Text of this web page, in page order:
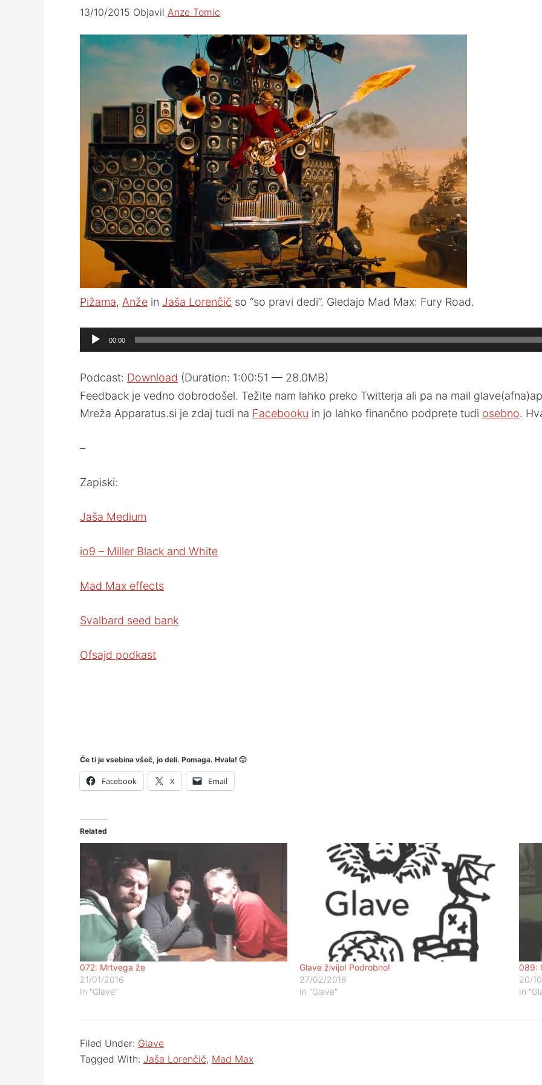
13/10/2015 Objavil Anze Tomic
Pižama, Anže in Jaša Lorenčič so “so pravi dedi”. Gledajo Mad Max: Fury Road.
Audio
Player
00:00
Podcast: Download (Duration: 1:00:51 — 28.0MB)
Feedback je vedno dobrodošel. Težite nam lahko preko Twitterja ali pa na mail
Mreža Apparatus.si je zdaj tudi na Facebooku in jo lahko finančno podprete tudi osebno.
–
Zapiski:
Jaša Medium
io9 – Miller Black and White
Mad Max effects
Svalbard seed bank
Ofsajd podkast
Če ti je vsebina všeč, jo deli. Pomaga. Hvala! 🙂
Facebook X Email
Related
072: Mrtvega že
21/01/2016
In "Glave"
Glave živijo! Podrobno!
27/02/2018
In "Glave"
089:
20/
In
Filed Under: Glave
Tagged With: Jaša Lorenčič, Mad Max